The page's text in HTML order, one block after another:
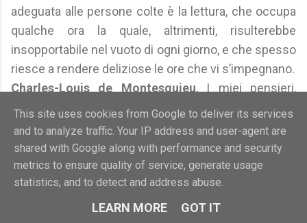
adeguata alle persone colte è la lettura, che occupa
qualche ora la quale, altrimenti, risulterebbe
insopportabile nel vuoto di ogni giorno, e che spesso
riesce a rendere deliziose le ore che vi s’impegnano.
Charles-Louis de Montesquieu, I miei pensieri,
1716/55 (postumo 1899/01)
Chi riesca ad assorbire e poi a smaltire la cultura ha
raggiunto lo stato di grazia.
Alessandro Morandotti, Minime, 1979/80
This site uses cookies from Google to deliver its services
and to analyze traffic. Your IP address and user-agent are
shared with Google along with performance and security
metrics to ensure quality of service, generate usage
statistics, and to detect and address abuse.
LEARN MORE GOT IT